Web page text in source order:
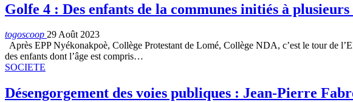
Golfe 4 : Des enfants de la communes initiés à
togoscoop 29 Août 2023
Après EPP Nyékonakpoè, Collège Protestant de Lomé, Collège NDA, c’est le tour de
des enfants dont l’âge est compris…
SOCIETE
Désengorgement des voies publiques : Jean-Pierre